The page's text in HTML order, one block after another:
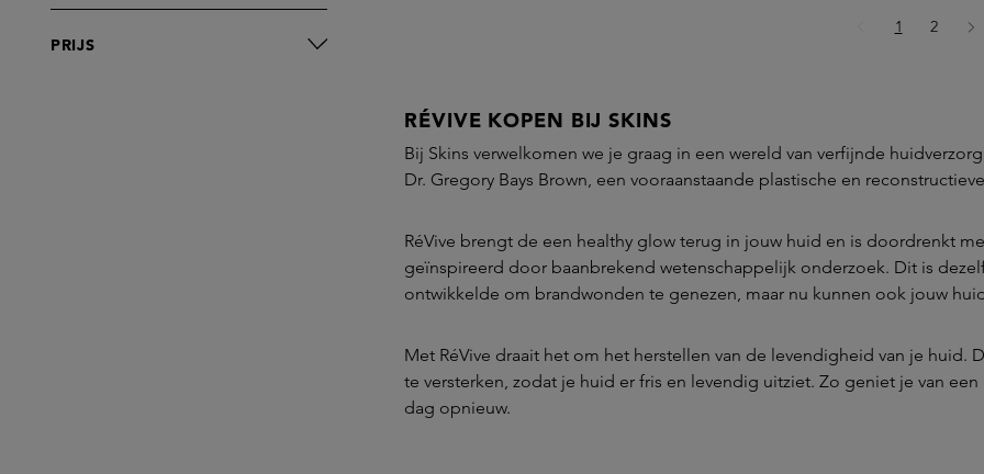
PRIJS
Pagina
1 Pagina
2
RÉVIVE KOPEN BIJ SKINS
Bij Skins verwelkomen we je graag in een wereld van verfijnde
Dr. Gregory Bays Brown, een vooraanstaande plastische en reconstructieve
RéVive brengt de een healthy glow terug in jouw huid en is doordrenkt
geïnspireerd door baanbrekend wetenschappelijk onderzoek. Dit is
ontwikkelde om brandwonden te genezen, maar nu kunnen ook jouw
Met RéVive draait het om het herstellen van de levendigheid van je huid.
te versterken, zodat je huid er fris en levendig uitziet. Zo geniet je van
dag opnieuw.